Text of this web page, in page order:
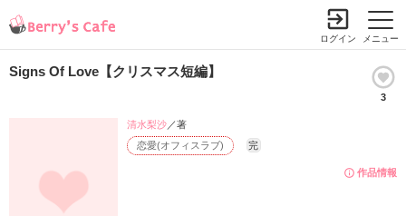
メニュー
ログイン
Signs Of Love【クリスマス短編】
3
作品情報
恋愛(オフィスラブ) 完
清水梨沙／著